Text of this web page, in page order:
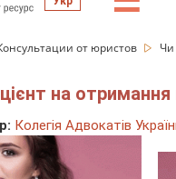
от юристов Чи
на отримання
Колегія Адвокатів